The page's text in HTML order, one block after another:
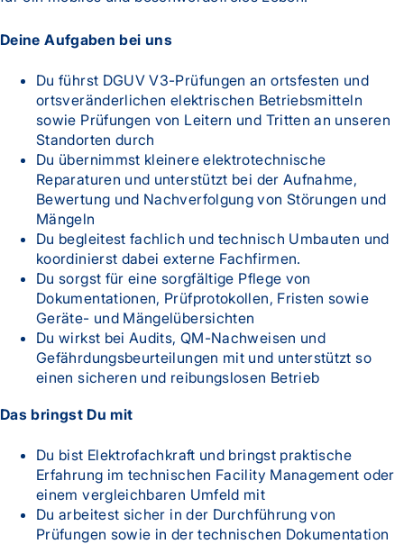
Deine Aufgaben bei uns
Du führst DGUV V3-Prüfungen an ortsfesten und
ortsveränderlichen elektrischen Betriebsmitteln
sowie Prüfungen von Leitern und Tritten an unseren
Standorten durch
Du übernimmst kleinere elektrotechnische
Reparaturen und unterstützt bei der Aufnahme,
Bewertung und Nachverfolgung von Störungen und
Mängeln
Du begleitest fachlich und technisch Umbauten und
koordinierst dabei externe Fachfirmen.
Du sorgst für eine sorgfältige Pflege von
Dokumentationen, Prüfprotokollen, Fristen sowie
Geräte- und Mängelübersichten
Du wirkst bei Audits, QM-Nachweisen und
Gefährdungsbeurteilungen mit und unterstützt so
einen sicheren und reibungslosen Betrieb
Das bringst Du mit
Du bist Elektrofachkraft und bringst praktische
Erfahrung im technischen Facility Management oder
einem vergleichbaren Umfeld mit
Du arbeitest sicher in der Durchführung von
Prüfungen sowie in der technischen Dokumentation